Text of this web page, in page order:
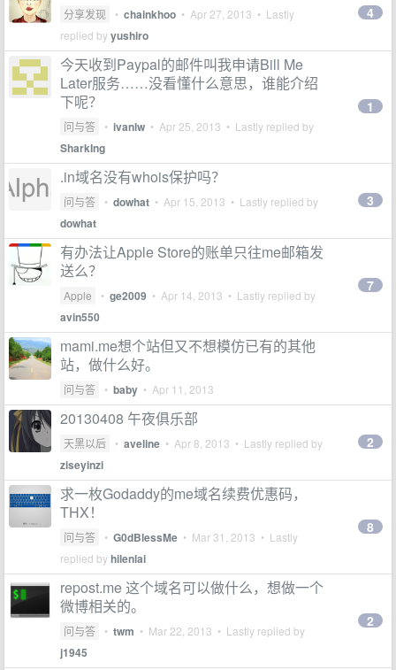
分享发现 • chainkhoo • Apr 27, 2013 • Lastly
replied byyushiro
4
今天收到Paypal的邮件叫我申请Bill Me
Later服务……没看懂什么意思，谁能介绍
下呢？
问与答 • ivanlw • Apr 25, 2013 • Lastly replied by
SharkIng
1
.in域名没有whois保护吗？
问与答 • dowhat • Apr 15, 2013 • Lastly replied by
dowhat
3
有办法让Apple Store的账单只往me邮箱发
送么？
Apple • ge2009 • Apr 14, 2013 • Lastly replied by
avin550
7
mami.me想个站但又不想模仿已有的其他
站，做什么好。
问与答 • baby • Apr 11, 2013
20130408 午夜俱乐部
天黑以后 • aveline • Apr 8, 2013 • Lastly replied by
ziseyinzi
2
求一枚Godaddy的me域名续费优惠码，
THX！
问与答 • G0dBlessMe • Mar 31, 2013 • Lastly
replied byhilenlai
8
repost.me 这个域名可以做什么，想做一个
微博相关的。
问与答 • twm • Mar 22, 2013 • Lastly replied by
j1945
2